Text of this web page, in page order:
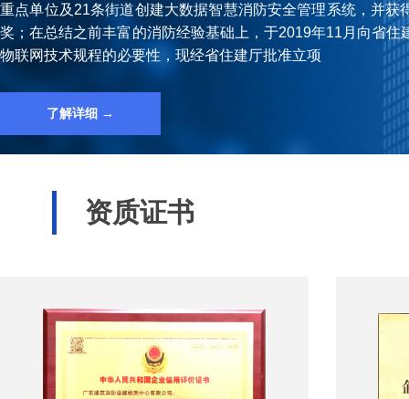
重点单位及21条街道创建⼤数据智慧消防安全管理系统，并获
奖；在总结之前丰富的消防经验基础上，于2019年11⽉向省住
物联⽹技术规程的必要性，现经省住建厅批准⽴项
了解详细 →
资质证书